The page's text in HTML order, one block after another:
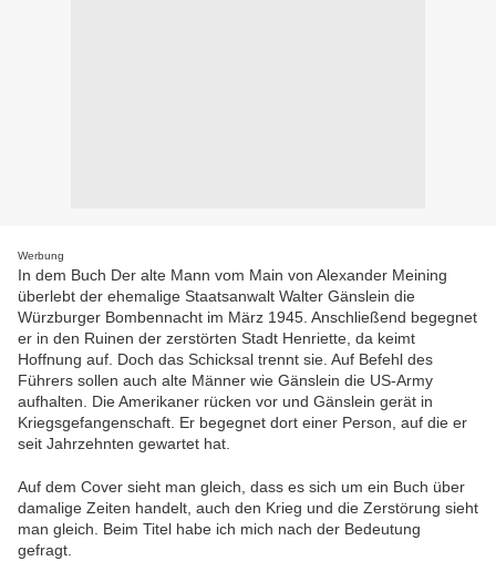
Werbung
In dem Buch Der alte Mann vom Main von Alexander Meining
überlebt der ehemalige Staatsanwalt Walter Gänslein die
Würzburger Bombennacht im März 1945. Anschließend begegnet
er in den Ruinen der zerstörten Stadt Henriette, da keimt
Hoffnung auf. Doch das Schicksal trennt sie. Auf Befehl des
Führers sollen auch alte Männer wie Gänslein die US-Army
aufhalten. Die Amerikaner rücken vor und Gänslein gerät in
Kriegsgefangenschaft. Er begegnet dort einer Person, auf die er
seit Jahrzehnten gewartet hat.
Auf dem Cover sieht man gleich, dass es sich um ein Buch über
damalige Zeiten handelt, auch den Krieg und die Zerstörung sieht
man gleich. Beim Titel habe ich mich nach der Bedeutung
gefragt.